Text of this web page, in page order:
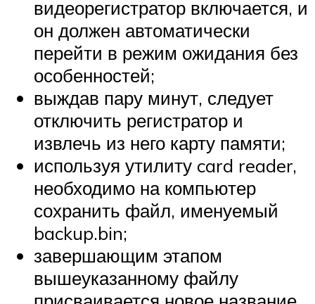
видеорегистратор включается, и
он должен автоматически
перейти в режим ожидания без
особенностей;
выждав пару минут, следует
отключить регистратор и
извлечь из него карту памяти;
используя утилиту card reader,
необходимо на компьютер
сохранить файл, именуемый
backup.bin;
завершающим этапом
вышеуказанному файлу